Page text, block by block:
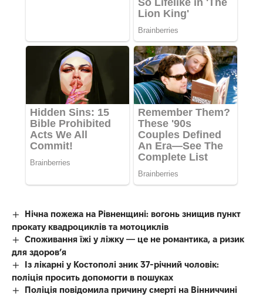
Нічна пожежа на Рівненщині: вогонь знищив пункт
прокату квадроциклів та мотоциклів
Споживання їжі у ліжку — це не романтика, а ризик
для здоров’я
Із лікарні у Костополі зник 37-річний чоловік:
поліція просить допомогти в пошуках
Поліція повідомила причину смерті на Вінниччині